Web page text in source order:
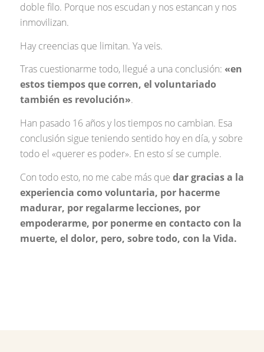
doble filo. Porque nos escudan y nos estancan y nos
inmovilizan.
Hay creencias que limitan. Ya veis.
Tras cuestionarme todo, llegué a una conclusión: «en
estos tiempos que corren, el voluntariado
también es revolución».
Han pasado 16 años y los tiempos no cambian. Esa
conclusión sigue teniendo sentido hoy en día, y sobre
todo el «querer es poder». En esto sí se cumple.
Con todo esto, no me cabe más que dar gracias a la
experiencia como voluntaria, por hacerme
madurar, por regalarme lecciones, por
empoderarme, por ponerme en contacto con la
muerte, el dolor, pero, sobre todo, con la Vida.